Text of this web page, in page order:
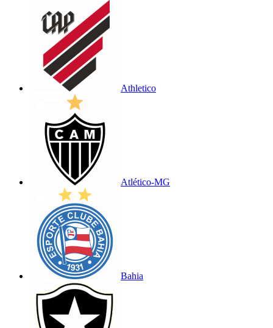
Athletico
Atlético-MG
Bahia